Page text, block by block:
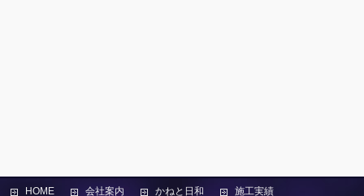
HOME 会社案内 かねと日和
施工実績